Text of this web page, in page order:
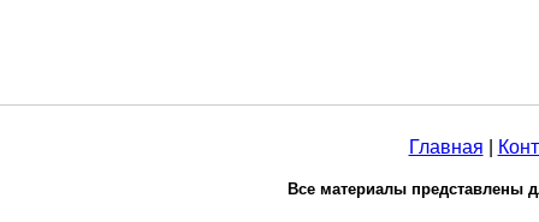
Главная
Все материалы представлены